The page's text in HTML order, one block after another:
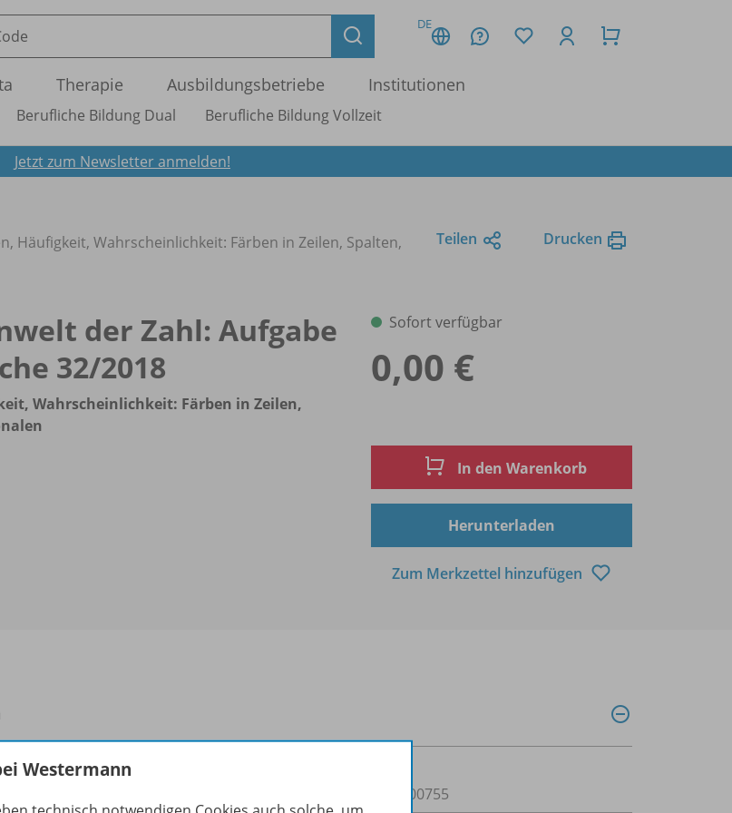
DE
Therapie Ausbildungsbetriebe Institutionen
Berufliche Bildung Dual Berufliche Bildung Vollzeit
Jetzt zum Newsletter anmelden!
Häufigkeit, Wahrscheinlichkeit: Färben in Zeilen, Spalten,
Teilen Drucken
der Zahl: Aufgabe
32/2018
Wahrscheinlichkeit: Färben in Zeilen,
Sofort verfügbar
0,00 €
In den Warenkorb
Herunterladen
Zum Merkzettel hinzufügen
OD100111000755
Westermann